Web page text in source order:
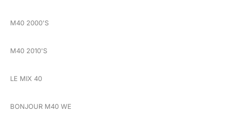
M40 2000'S
M40 2010'S
LE MIX 40
BONJOUR M40 WE